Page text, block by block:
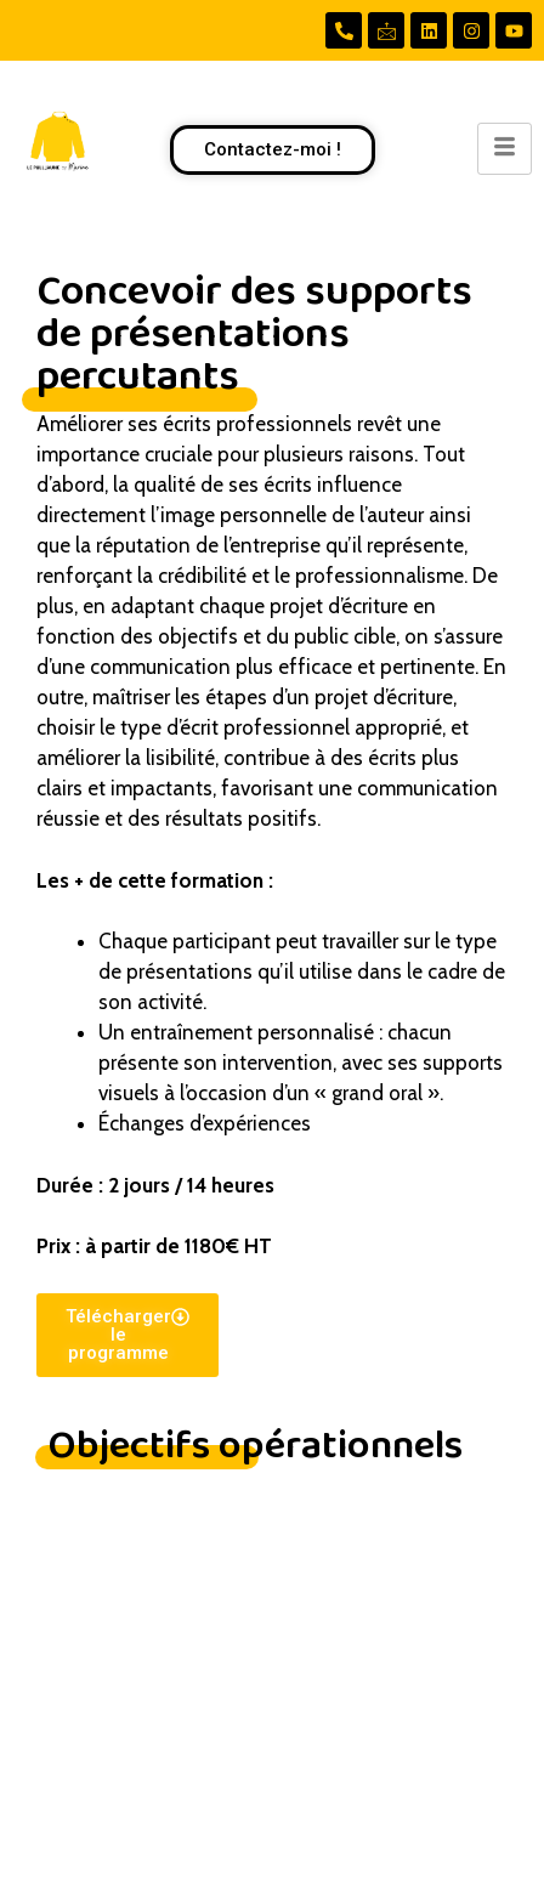
Contactez-moi !
Concevoir des supports
de présentations
percutants
Améliorer ses écrits professionnels revêt une
importance cruciale pour plusieurs raisons. Tout
d’abord, la qualité de ses écrits influence
directement l’image personnelle de l’auteur ainsi
que la réputation de l’entreprise qu’il représente,
renforçant la crédibilité et le professionnalisme. De
plus, en adaptant chaque projet d’écriture en
fonction des objectifs et du public cible, on s’assure
d’une communication plus efficace et pertinente. En
outre, maîtriser les étapes d’un projet d’écriture,
choisir le type d’écrit professionnel approprié, et
améliorer la lisibilité, contribue à des écrits plus
clairs et impactants, favorisant une communication
réussie et des résultats positifs.
Les + de cette formation :
Chaque participant peut travailler sur le type
de présentations qu’il utilise dans le cadre de
son activité.
Un entraînement personnalisé : chacun
présente son intervention, avec ses supports
visuels à l’occasion d’un « grand oral ».
Échanges d’expériences
Durée : 2 jours / 14 heures
Prix : à partir de 1180€ HT
Télécharger
le
programme
Objectifs opérationnels